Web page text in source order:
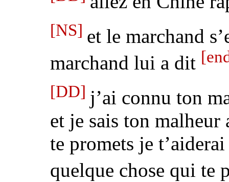
[NS] et le marchand
marchand lui a dit
[DD] j’ai connu ton
et je sais ton
te promets je
quelque chose qui te